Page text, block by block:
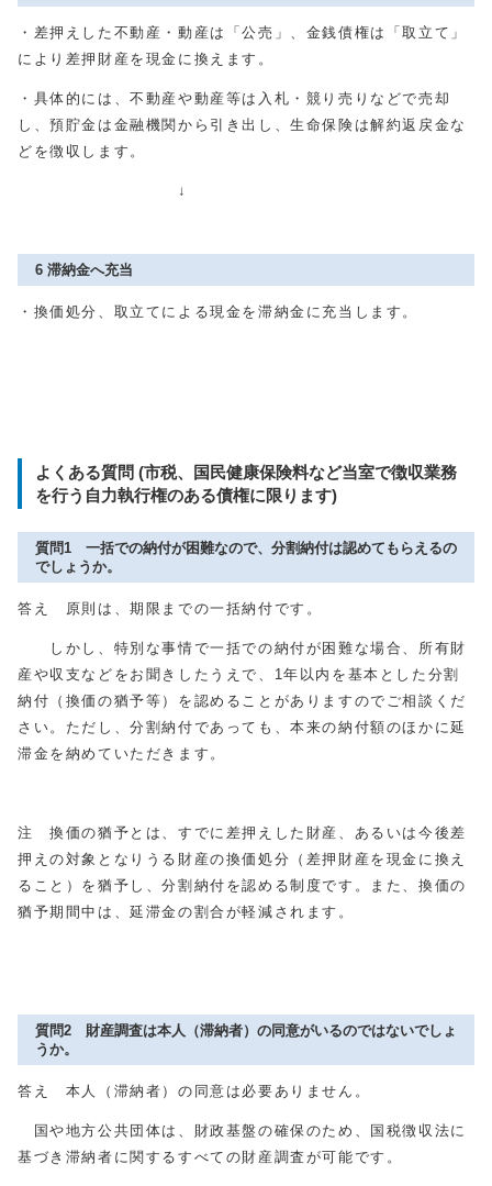
・差押えした不動産・動産は「公売」、金銭債権は「取立て」
により差押財産を現金に換えます。
・具体的には、不動産や動産等は入札・競り売りなどで売却
し、預貯金は金融機関から引き出し、生命保険は解約返戻金な
どを徴収します。
↓
6 滞納金へ充当
・換価処分、取立てによる現金を滞納金に充当します。
よくある質問 (市税、国民健康保険料など当室で徴収業務
を行う自力執行権のある債権に限ります)
質問1 一括での納付が困難なので、分割納付は認めてもらえるの
でしょうか。
答え 原則は、期限までの一括納付です。
しかし、特別な事情で一括での納付が困難な場合、所有財
産や収支などをお聞きしたうえで、1年以内を基本とした分割
納付（換価の猶予等）を認めることがありますのでご相談くだ
さい。ただし、分割納付であっても、本来の納付額のほかに延
滞金を納めていただきます。
注 換価の猶予とは、すでに差押えした財産、あるいは今後差
押えの対象となりうる財産の換価処分（差押財産を現金に換え
ること）を猶予し、分割納付を認める制度です。また、換価の
猶予期間中は、延滞金の割合が軽減されます。
質問2 財産調査は本人（滞納者）の同意がいるのではないでしょ
うか。
答え 本人（滞納者）の同意は必要ありません。
国や地方公共団体は、財政基盤の確保のため、国税徴収法に
基づき滞納者に関するすべての財産調査が可能です。